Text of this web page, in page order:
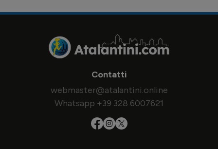
Contatti
webmaster@atalantini.online
Whatsapp +39 328 6007621